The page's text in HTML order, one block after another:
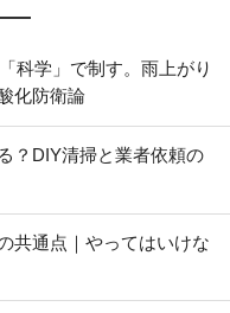
科学」で制す。雨上がり
化防衛論
？DIY清掃と業者依頼の
共通点｜やってはいけな